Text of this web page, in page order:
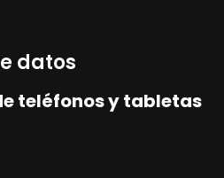
datos
teléfonos y tabletas